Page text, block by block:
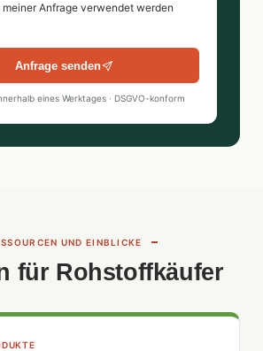
Anfrage verwendet werden
Anfrage senden
eines Werktages · DSGVO-konform
UND EINBLICKE
für Rohstoffkäufer